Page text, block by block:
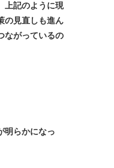
上記のように現
の見直しも進ん
ながっているの
明らかになっ